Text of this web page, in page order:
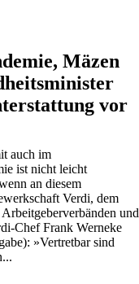
Mäzen
vor
auch im
ist nicht leicht
an diesem
Verdi, dem
und
Chef Frank Werneke
»Vertretbar sind